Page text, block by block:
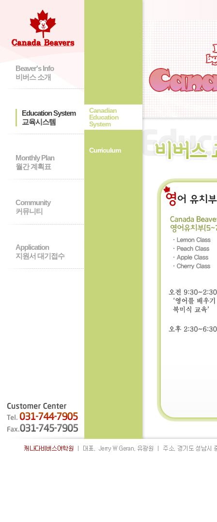
Beaver's Info
비버스 소개
Education System
교육시스템
Canadian
Education
System
Curriculum
Monthly Plan
월간 계획표
Community
커뮤니티
Application
지원서 대기접수